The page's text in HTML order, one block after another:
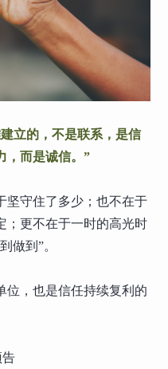
立的，不是联系，是信
，而是诚信。”
坚守住了多少；也不在于
；更不在于一时的高光时
做到”。
位，也是信任持续复利的
告